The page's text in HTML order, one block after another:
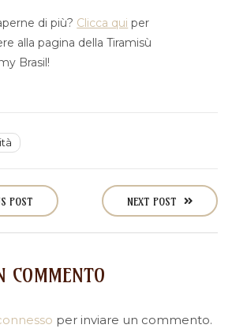
di più? Clicca qui per
alla pagina della Tiramisù
Brasil!
POST NEXT POST
COMMENTO
per inviare un commento.